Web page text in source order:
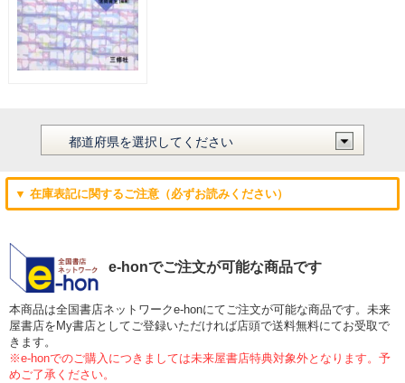
▼ 在庫表記に関するご注意（必ずお読みください）
e-honでご注文が可能な商品です
本商品は全国書店ネットワークe-honにてご注文が可能な商品です。未来
屋書店をMy書店としてご登録いただければ店頭で送料無料にてお受取で
きます。
※e-honでのご購入につきましては未来屋書店特典対象外となります。予
めご了承ください。